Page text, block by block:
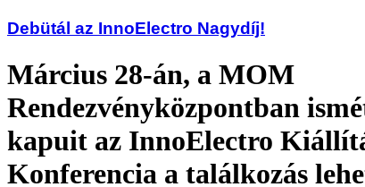
Debütál az InnoElectro Nagydíj!
Március 28-án, a MOM
Rendezvényközpontban
kapuit az InnoElectro
Konferencia a találkozás